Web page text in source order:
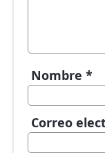
Nombre *
Correo